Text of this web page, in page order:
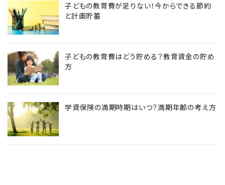
子どもの教育費が足りない！今からできる節約
と計画貯蓄
子どもの教育費はどう貯める？教育資金の貯め
方
学資保険の満期時期はいつ？満期年齢の考え方